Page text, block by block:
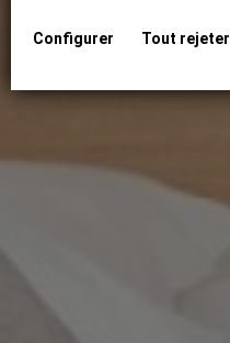
Configurer Tout rejeter